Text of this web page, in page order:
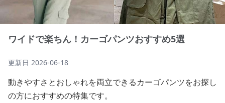
ワイドで楽ちん！カーゴパンツおすすめ5選
更新日 2026-06-18
動きやすさとおしゃれを両立できるカーゴパンツをお探し
の方におすすめの特集です。